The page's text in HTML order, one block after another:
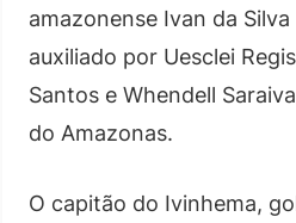
amazonense Ivan da
auxiliado por Uesclei
Santos e Whendell
do Amazonas.
O capitão do Ivinhema,